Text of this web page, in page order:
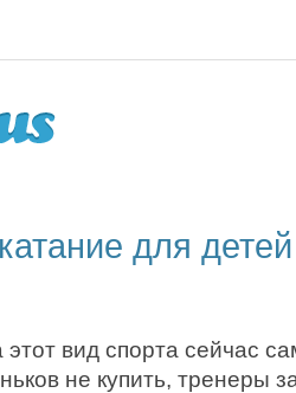
для
этот вид спорта сейчас
не купить, тренеры